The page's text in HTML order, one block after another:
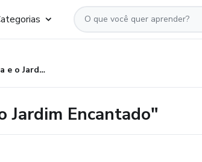
"A Fada Flora e o Jardim Encantado"
Jardim Encantado"